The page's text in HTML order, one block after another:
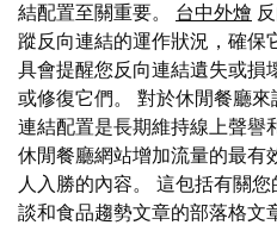
結配置至關重要。 台中外燴
蹤反向連結的運作狀況，確保
具會提醒您反向連結遺失或損
或修復它們。 對於休閒餐廳
連結配置是長期維持線上聲譽
休閒餐廳網站增加流量的最有
人入勝的內容。 這包括有關
談和食品趨勢文章的部落格文